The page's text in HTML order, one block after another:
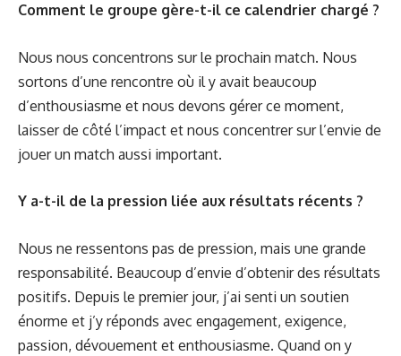
Comment le groupe gère-t-il ce calendrier chargé ?
Nous nous concentrons sur le prochain match. Nous
sortons d’une rencontre où il y avait beaucoup
d’enthousiasme et nous devons gérer ce moment,
laisser de côté l’impact et nous concentrer sur l’envie de
jouer un match aussi important.
Y a-t-il de la pression liée aux résultats récents ?
Nous ne ressentons pas de pression, mais une grande
responsabilité. Beaucoup d’envie d’obtenir des résultats
positifs. Depuis le premier jour, j’ai senti un soutien
énorme et j’y réponds avec engagement, exigence,
passion, dévouement et enthousiasme. Quand on y